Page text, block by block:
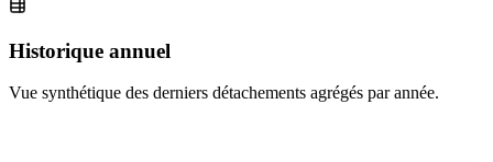
Historique annuel
Vue synthétique des derniers détachements agrégés par année.